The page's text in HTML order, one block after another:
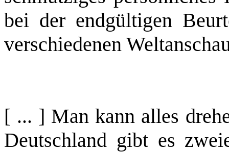
bei der endgültigen
verschiedenen
[ ... ] Man kann alles
Deutschland gibt es